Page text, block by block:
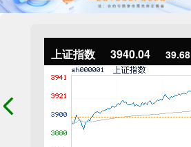
上证指数 3940.04 39.68